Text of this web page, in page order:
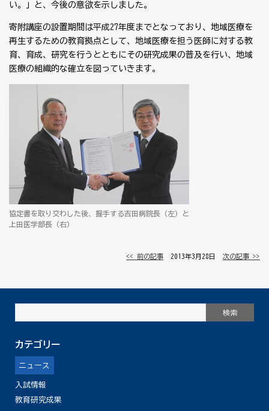
い。」と、今後の意欲を示しました。
寄附講座の設置期間は平成27年度までとなっており、地域医療を
再生するための教育拠点として、地域医療を担う医師に対する教
育、育成、研究を行うとともにその研究成果の普及を行い、地域
医療の組織的な確立を図っていきます。
協定書を取り交わした後、握手する吉田病院長（左）と
上田医学部長（右）
<< 前の記事 │ 2013年3月28日 │次の記事 >>
カテゴリー
ニュース
入試情報
教育研究成果